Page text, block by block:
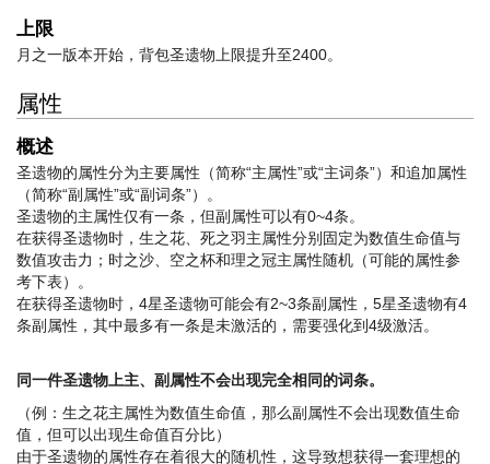
上限
月之一版本开始，背包圣遗物上限提升至2400。
属性
概述
圣遗物的属性分为主要属性（简称“主属性”或“主词条”）和追加属性
（简称“副属性”或“副词条”）。
圣遗物的主属性仅有一条，但副属性可以有0~4条。
在获得圣遗物时，生之花、死之羽主属性分别固定为数值生命值与
数值攻击力；时之沙、空之杯和理之冠主属性随机（可能的属性参
考下表）。
在获得圣遗物时，4星圣遗物可能会有2~3条副属性，5星圣遗物有4
条副属性，其中最多有一条是未激活的，需要强化到4级激活。
同一件圣遗物上主、副属性不会出现完全相同的词条。
（例：生之花主属性为数值生命值，那么副属性不会出现数值生命
值，但可以出现生命值百分比）
由于圣遗物的属性存在着很大的随机性，这导致想获得一套理想的